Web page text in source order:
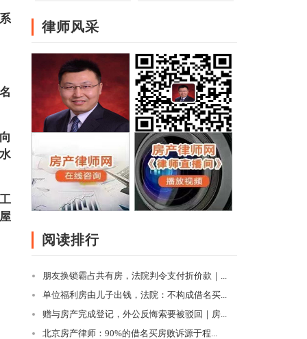
律师风采
阅读排行
朋友换锁霸占共有房，法院判令支付折价款｜...
单位福利房由儿子出钱，法院：不构成借名买...
赠与房产完成登记，外公反悔索要被驳回｜房...
北京房产律师：90%的借名买房败诉源于程...